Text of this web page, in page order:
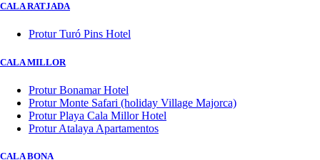
CALA RATJADA
Protur Turó Pins Hotel
CALA MILLOR
Protur Bonamar Hotel
Protur Monte Safari (holiday Village Majorca)
Protur Playa Cala Millor Hotel
Protur Atalaya Apartamentos
CALA BONA